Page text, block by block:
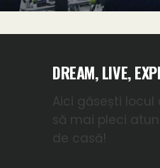
DREAM, LIVE,
Aici găsești locul
să mai pleci
de casă!